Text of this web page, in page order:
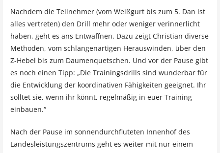
Nachdem die Teilnehmer (vom Weißgurt bis zum 5. Dan ist
alles vertreten) den Drill mehr oder weniger verinnerlicht
haben, geht es ans Entwaffnen. Dazu zeigt Christian diverse
Methoden, vom schlangenartigen Herauswinden, über den
Z-Hebel bis zum Daumenquetschen. Und vor der Pause gibt
es noch einen Tipp: „Die Trainingsdrills sind wunderbar für
die Entwicklung der koordinativen Fähigkeiten geeignet. Ihr
solltet sie, wenn ihr könnt, regelmäßig in euer Training
einbauen.“
Nach der Pause im sonnendurchfluteten Innenhof des
Landesleistungszentrums geht es weiter mit nur einem